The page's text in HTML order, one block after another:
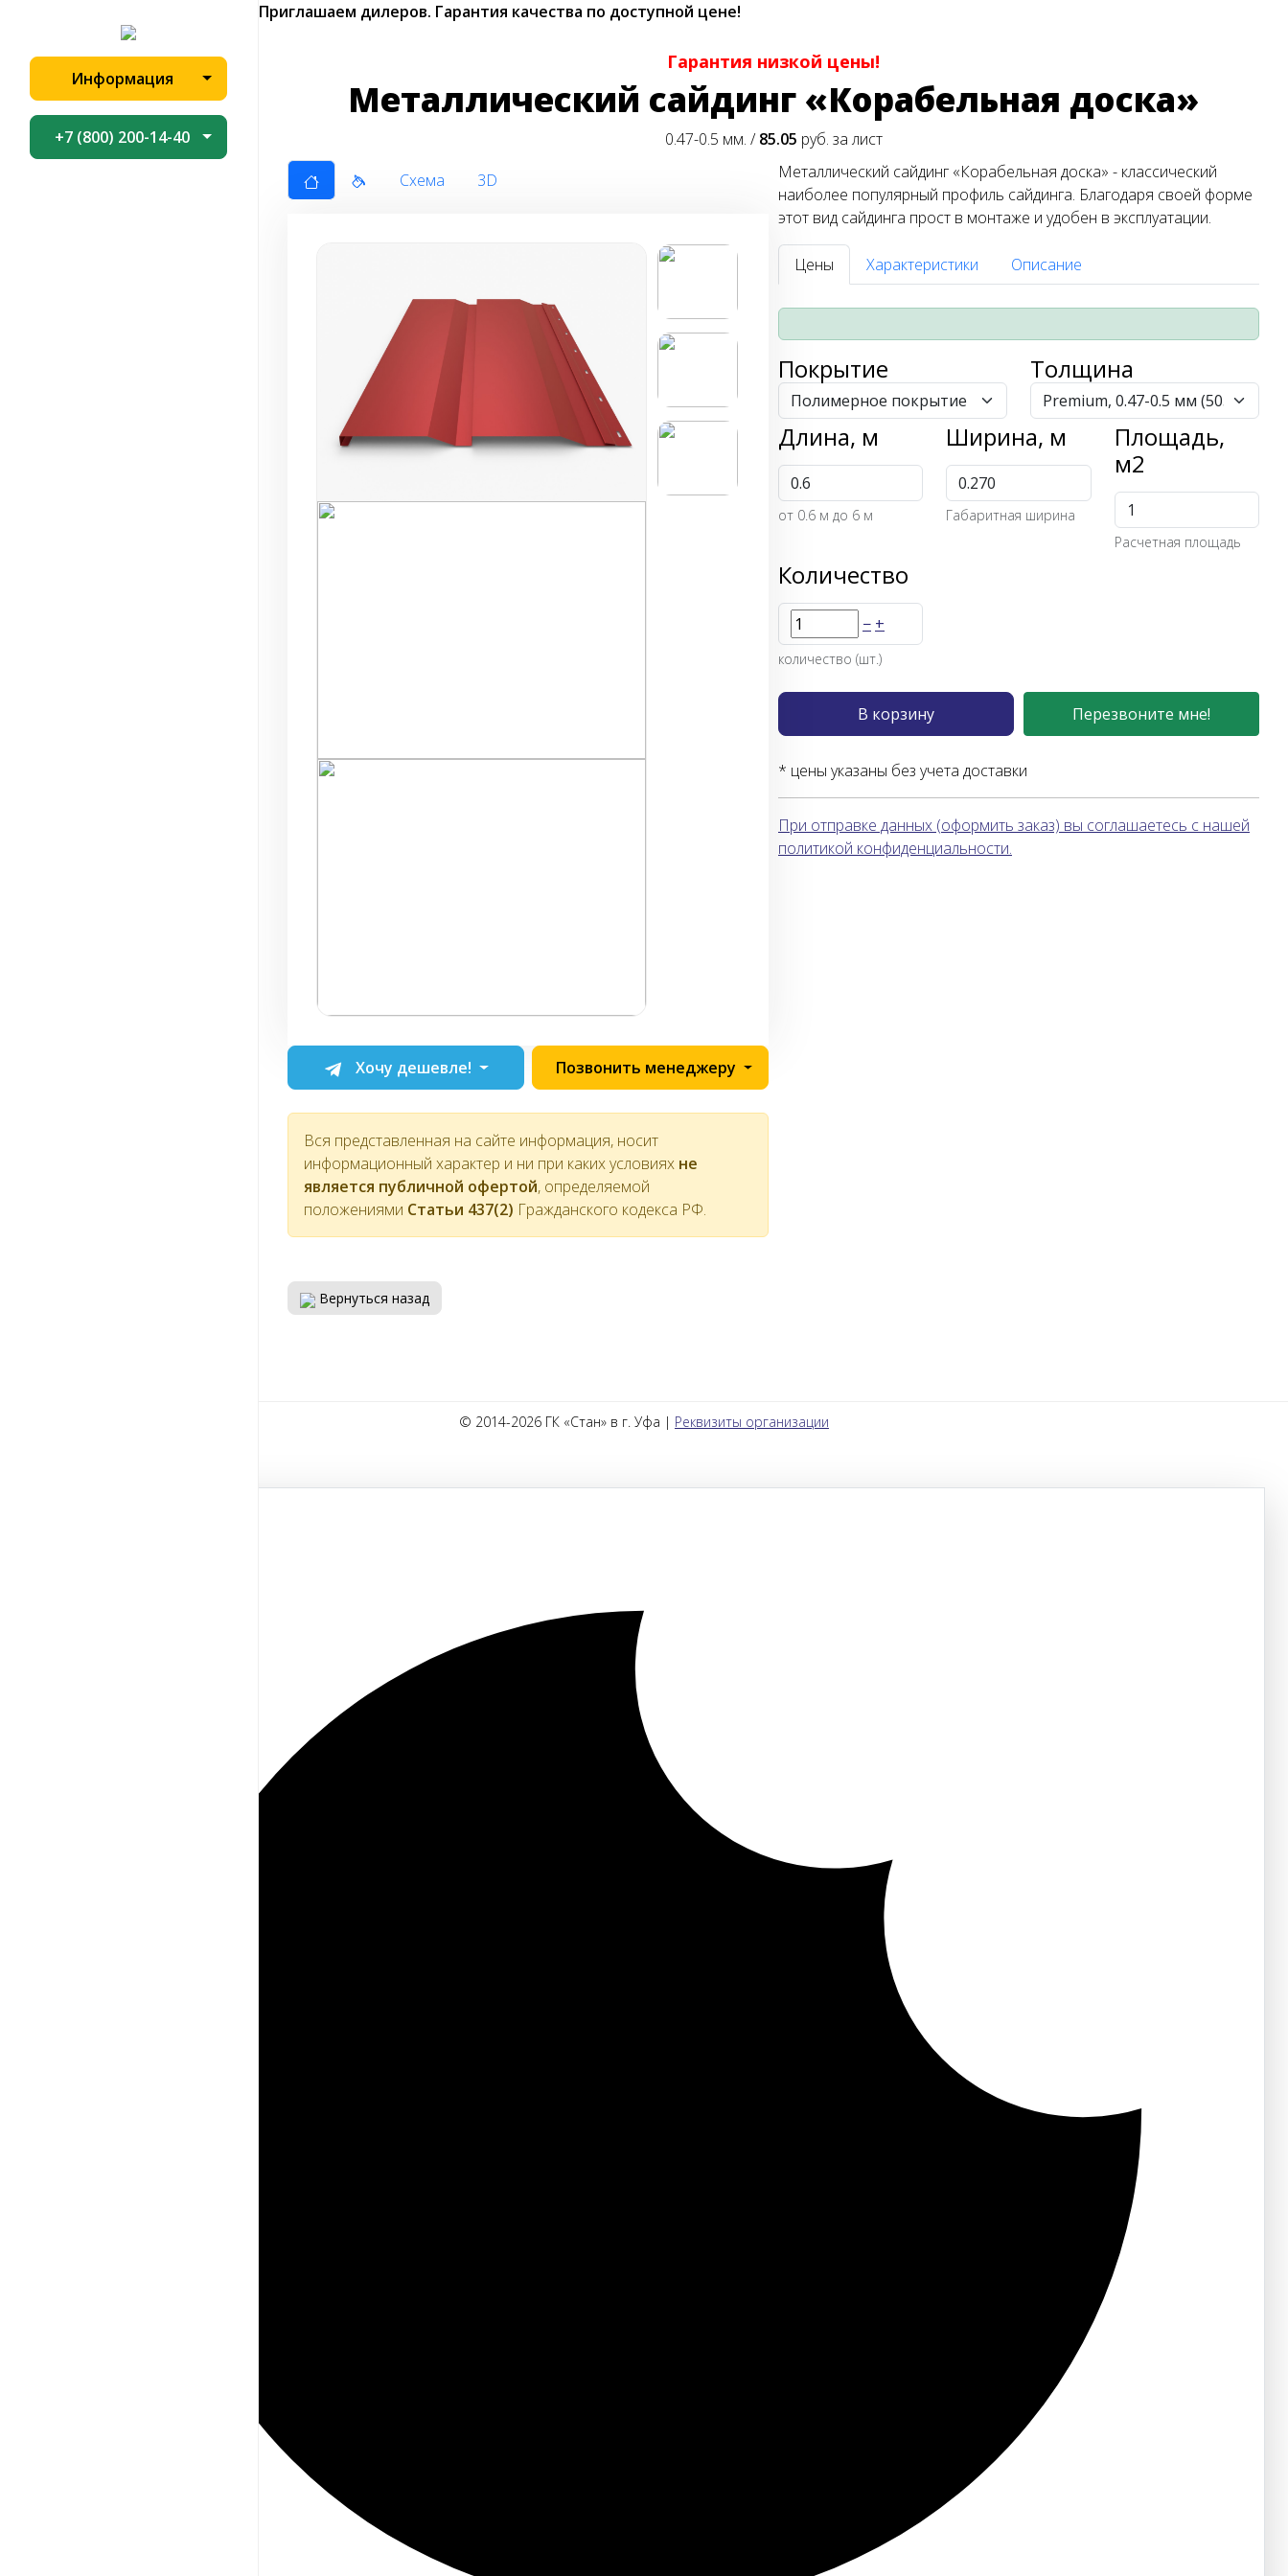
Приглашаем дилеров. Гарантия качества по доступной цене!
Информация
+7 (800) 200-14-40
Гарантия низкой цены!
Металлический сайдинг «Корабельная доска»
0.47-0.5 мм. /85.05 руб. за лист
Схема
3D
Хочу дешевле! Позвонить менеджеру
Вся представленная на сайте информация, носит
информационный характер и ни при каких условиях не
является публичной офертой, определяемой
положениями Статьи 437(2) Гражданского кодекса РФ.
Металлический сайдинг «Корабельная доска» - классический
наиболее популярный профиль сайдинга. Благодаря своей форме
этот вид сайдинга прост в монтаже и удобен в эксплуатации.
Цены Характеристики Описание
Покрытие Толщина
Длина, м
от 0.6 м до 6 м
Ширина, м
Габаритная ширина
Площадь,
м2
Расчетная площадь
Количество
− +
количество (шт.)
В корзину Перезвоните мне!
* цены указаны без учета доставки
При отправке данных (оформить заказ) вы соглашаетесь с нашей
политикой конфиденциальности.
Вернуться назад
© 2014-2026 ГК «Стан» в г. Уфа | Реквизиты организации